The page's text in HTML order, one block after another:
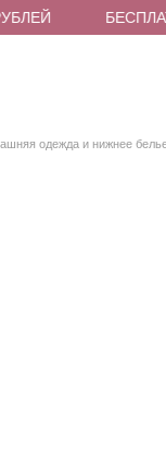
одежда и нижнее